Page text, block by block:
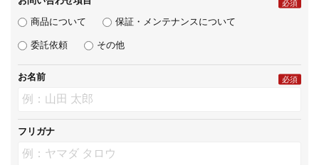
必須
商品について 保証・メンテナンスについて
委託依頼 その他
お名前 必須
フリガナ